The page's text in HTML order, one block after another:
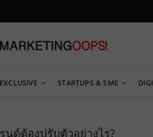
EXCLUSIVE STARTUPS & SME
นด์ต้องปรับตัวอย่างไร?